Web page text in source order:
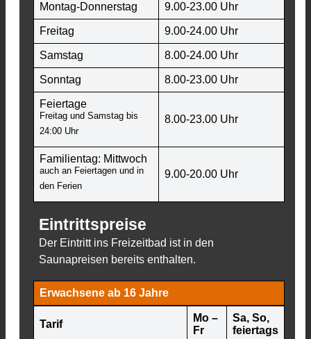
Montag-Donnerstag 9.00-23.00 Uhr
Freitag 9.00-24.00 Uhr
Samstag 8.00-24.00 Uhr
Sonntag 8.00-23.00 Uhr
Feiertage
Freitag und Samstag bis
24:00 Uhr
8.00-23.00 Uhr
Familientag: Mittwoch
auch an Feiertagen und in
den Ferien
9.00-20.00 Uhr
Eintrittspreise
Der Eintritt ins Freizeitbad ist in den
Saunapreisen bereits enthalten.
Erwachsene ab 16 Jahre
Tarif
Mo –
Fr
Sa, So,
feiertags